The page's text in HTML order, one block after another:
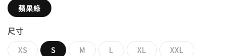
蘋果綠
尺寸
XS S M L XL XXL